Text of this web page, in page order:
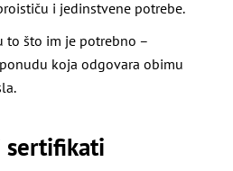
i jedinstvene potrebe.
što im je potrebno –
koja odgovara obimu
sertifikati